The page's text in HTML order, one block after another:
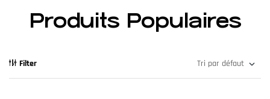
Produits Populaires
Filter